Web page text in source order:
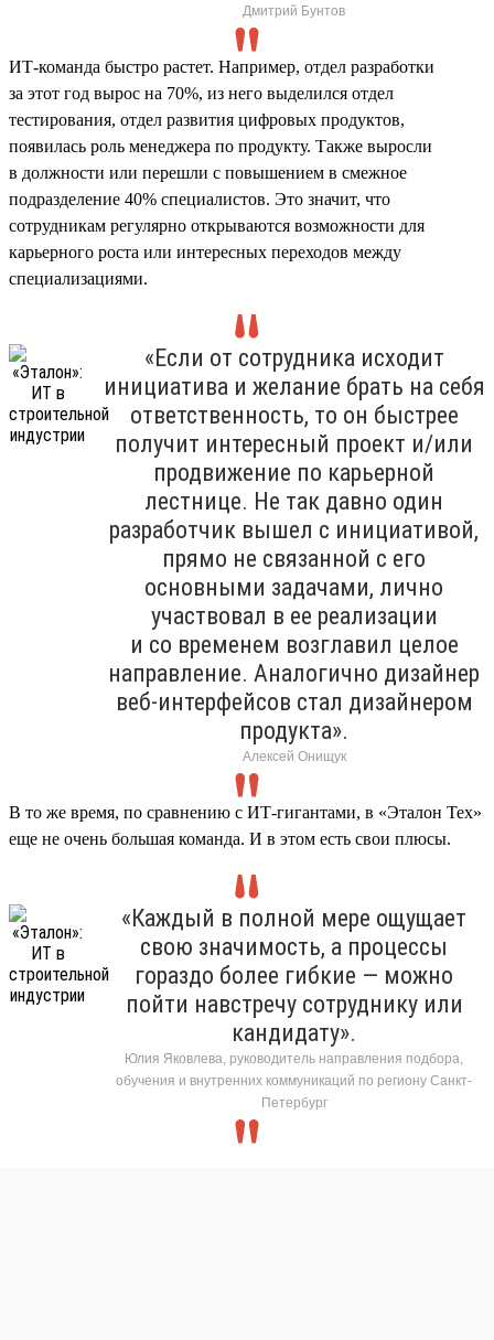
Дмитрий Бунтов
ИТ-команда быстро растет. Например, отдел разработки
за этот год вырос на 70%, из него выделился отдел
тестирования, отдел развития цифровых продуктов,
появилась роль менеджера по продукту. Также выросли
в должности или перешли с повышением в смежное
подразделение 40% специалистов. Это значит, что
сотрудникам регулярно открываются возможности для
карьерного роста или интересных переходов между
специализациями.
«Если от сотрудника исходит
инициатива и желание брать на себя
ответственность, то он быстрее
получит интересный проект и/или
продвижение по карьерной
лестнице. Не так давно один
разработчик вышел с инициативой,
прямо не связанной с его
основными задачами, лично
участвовал в ее реализации
и со временем возглавил целое
направление. Аналогично дизайнер
веб-интерфейсов стал дизайнером
продукта».
Алексей Онищук
В то же время, по сравнению с ИТ-гигантами, в «Эталон Тех»
еще не очень большая команда. И в этом есть свои плюсы.
«Каждый в полной мере ощущает
свою значимость, а процессы
гораздо более гибкие — можно
пойти навстречу сотруднику или
кандидату».
Юлия Яковлева, руководитель направления подбора,
обучения и внутренних коммуникаций по региону Санкт-
Петербург